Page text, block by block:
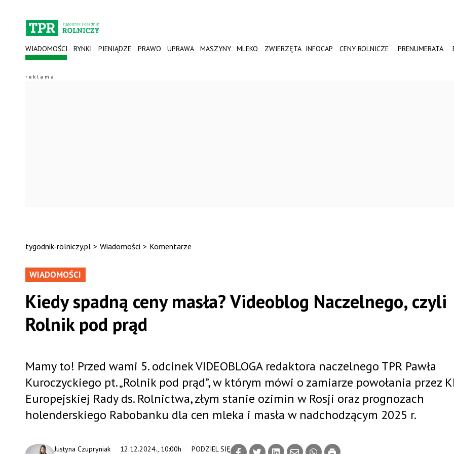
WIADOMOŚCI RYNKI PIENIĄDZE PRAWO UPRAWA MASZYNY MLEKO ZWIERZĘTA INFOCAP CENY ROLNICZE PRENUMERATA
tygodnik-rolniczy.pl > Wiadomości > Komentarze
WIADOMOŚCI
Kiedy spadną ceny masła? Videoblog Naczelnego, czyli
Rolnik pod prąd
12.12.2024., 10:00h
Justyna Czupryniak PODZIEL SIĘ
Mamy to! Przed wami 5. odcinek VIDEOBLOGA redaktora naczelnego TPR Pawła
Kuroczyckiego pt. „Rolnik pod prąd”, w którym mówi o zamiarze powołania przez
Europejskiej Rady ds. Rolnictwa, złym stanie ozimin w Rosji oraz prognozach
holenderskiego Rabobanku dla cen mleka i masła w nadchodzącym 2025 r.